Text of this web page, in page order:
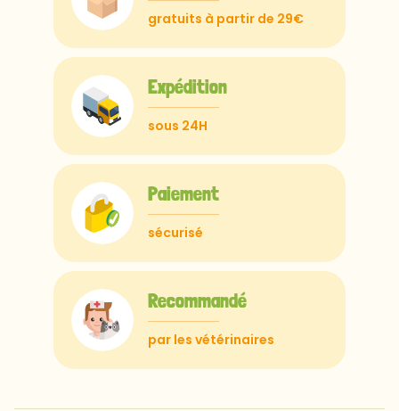
gratuits à partir de 29€
Expédition
sous 24H
Paiement
sécurisé
Recommandé
par les vétérinaires